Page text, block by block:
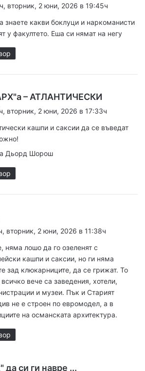
а
вторник, 2 юни, 2026 в 19:45ч
знаете какви боклуци и наркоманисти
у факултето. Еша си нямат на негу
– АТЛАНТИЧЕСКИ
а
а
вторник, 2 юни, 2026 в 17:33ч
кашпи и саксии да се въведат
Дьорд Шорош
вторник, 2 юни, 2026 в 11:38ч
няма лошо да го озеленят с
кашпи и саксии, но ги няма
зад клюкарниците, да се грижат. То
всичко вече са заведения, хотели,
и музеи. Пък и Старият
не е строен по евромодел, а в
на османската архитектура.
да си ги навре ...